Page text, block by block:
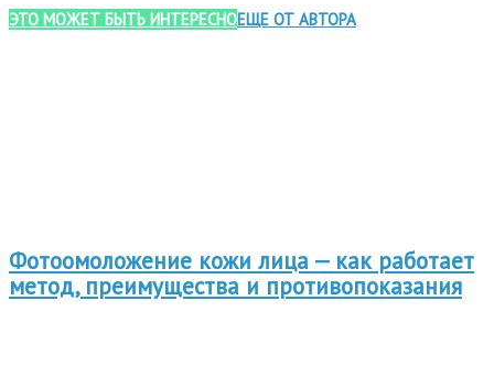
ЭТО МОЖЕТ БЫТЬ ИНТЕРЕСНОЕЩЕ ОТ АВТОРА
Фотоомоложение кожи лица — как работает
метод, преимущества и противопоказания